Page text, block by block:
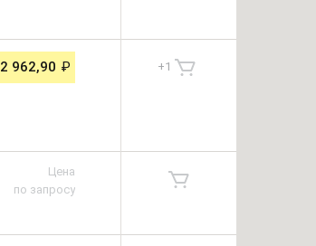
2 962,90 ₽ +1
Цена
по запросу